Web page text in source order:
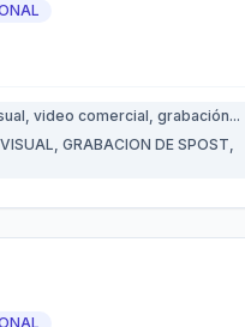
video comercial, grabación...
GRABACION DE SPOST,